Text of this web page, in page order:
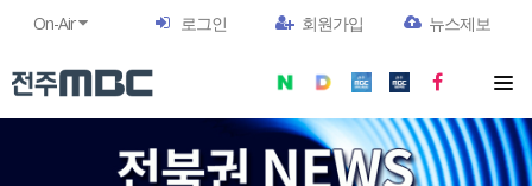
On-Air 로그인 회원가입 뉴스제보